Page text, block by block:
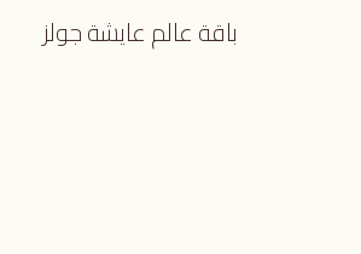
باقة عالم عايشة جولز